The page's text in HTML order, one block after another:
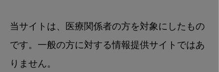
当サイトは、医療関係者の方を対象にしたもの
です。一般の方に対する情報提供サイトではあ
りません。